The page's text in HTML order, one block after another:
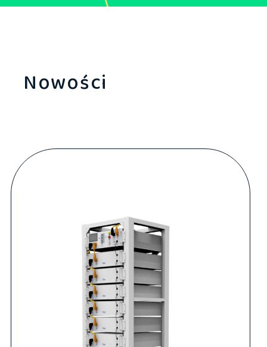
Nowości